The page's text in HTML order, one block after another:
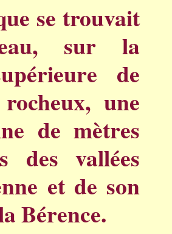
se trouvait
sur la
de
une
de mètres
des vallées
et de son
Bérence.